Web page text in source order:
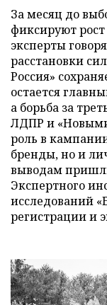
За месяц до
фиксируют
эксперты
расстановки
Россия»
остается
а борьба за
ЛДПР и
роль в
бренды, но и
выводам
Экспертного
исследований
регистрации и